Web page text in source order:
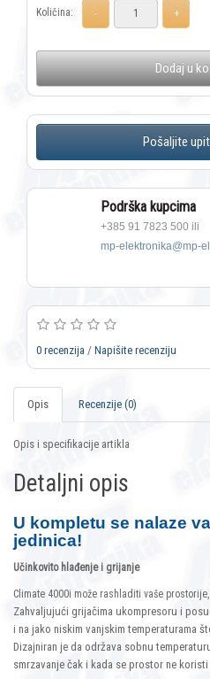
Količina:
Dodaj u
Podrška kupcima
+385 91 7823 500 ili
mp-elektronika@mp-
0 recenzija / Napišite recenziju
Opis Recenzije (0)
Opis i specifikacije artikla
Detaljni opis
U kompletu se nalaze
jedinica!
Učinkovito hlađenje i grijanje
Climate 4000i može rashladiti vaše
Zahvaljujući grijačima ukompresoru i
i na jako niskim vanjskim temperaturama
Dizajniran je da održava sobnu
smrzavanje čak i kada se prostor ne